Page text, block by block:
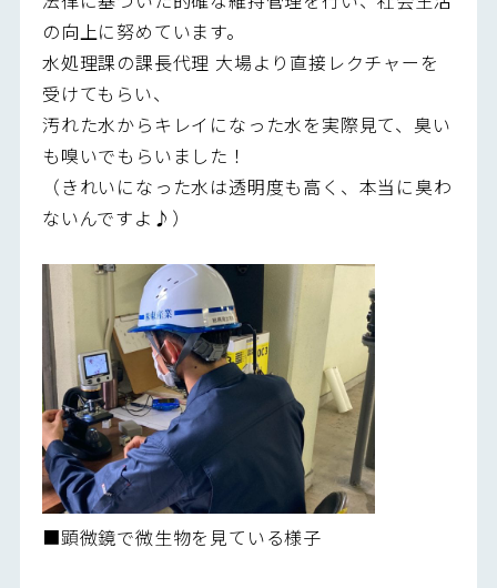
の向上に努めています。
水処理課の課長代理 大場より直接レクチャーを
受けてもらい、
汚れた水からキレイになった水を実際見て、臭い
も嗅いでもらいました！
（きれいになった水は透明度も高く、本当に臭わ
ないんですよ♪）
■顕微鏡で微生物を見ている様子